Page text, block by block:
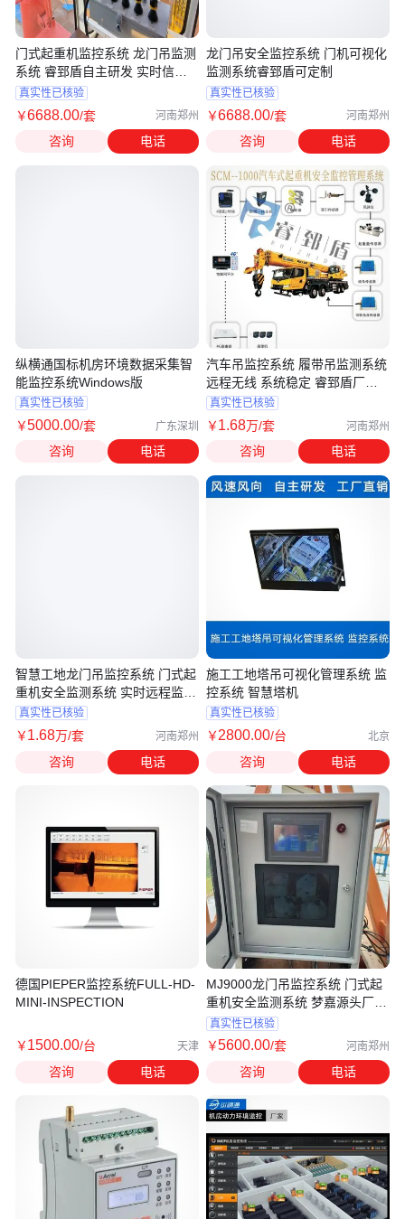
门式起重机监控系统 龙门吊监测
系统 睿郅盾自主研发 实时信号
采集
真实性已核验
￥6688.00/套 河南郑州
咨询 电话
纵横通国标机房环境数据采集智
能监控系统Windows版
真实性已核验
￥5000.00/套 广东深圳
咨询 电话
智慧工地龙门吊监控系统 门式起
重机安全监测系统 实时远程监测
故障
真实性已核验
￥1.68万/套 河南郑州
咨询 电话
德国PIEPER监控系统FULL-HD-
MINI-INSPECTION
￥1500.00/台 天津
咨询 电话
龙门吊安全监控系统 门机可视化
监测系统睿郅盾可定制
真实性已核验
￥6688.00/套 河南郑州
咨询 电话
汽车吊监控系统 履带吊监测系统
远程无线 系统稳定 睿郅盾厂家
直供
真实性已核验
￥1.68万/套 河南郑州
咨询 电话
施工工地塔吊可视化管理系统 监
控系统 智慧塔机
真实性已核验
￥2800.00/台 北京
咨询 电话
MJ9000龙门吊监控系统 门式起
重机安全监测系统 梦嘉源头厂家
直供
真实性已核验
￥5600.00/套 河南郑州
咨询 电话